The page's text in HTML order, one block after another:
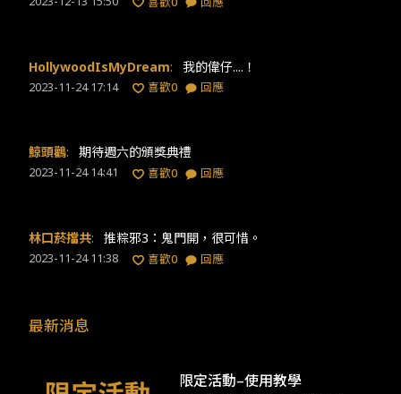
HollywoodIsMyDream: 我的偉仔....！
2023-11-24 17:14 喜歡0 回應
鯨頭鸛: 期待週六的頒獎典禮
2023-11-24 14:41 喜歡0 回應
林口菸擋共: 推粽邪3：鬼門開，很可惜。
2023-11-24 11:38 喜歡0 回應
最新消息
限定活動–使用教學